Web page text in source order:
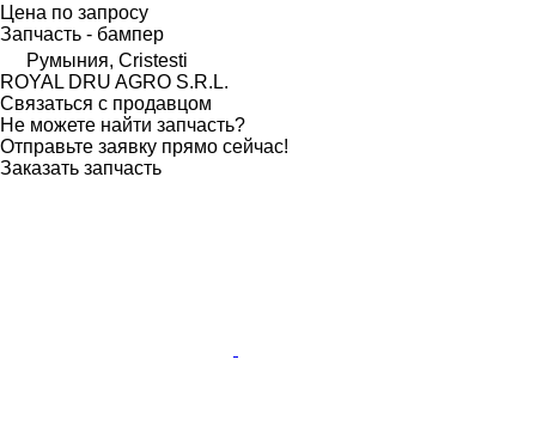
Цена по запросу
Запчасть - бампер
Румыния, Cristesti
ROYAL DRU AGRO S.R.L.
Связаться с продавцом
Не можете найти запчасть?
Отправьте заявку прямо сейчас!
Заказать запчасть